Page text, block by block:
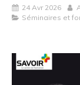
24 Avr 2026
Séminaires et